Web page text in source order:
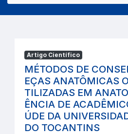
Artigo Científico
MÉTODOS DE
EÇAS ANATÔMICAS
TILIZADAS EM
ÊNCIA DE
ÚDE DA
DO TOCANTINS